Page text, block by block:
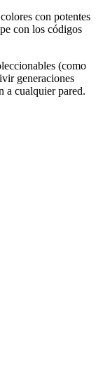
con potentes
con los códigos
(como
generaciones
a cualquier pared.